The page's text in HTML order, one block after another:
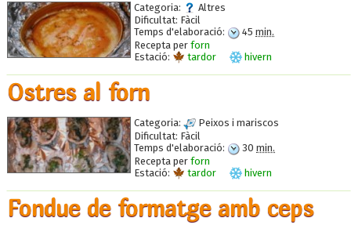
Categoria:
Altres
Dificultat: Fàcil
Temps d'elaboració:
45 min.
Recepta per forn
Estació:
tardor hivern
Ostres al forn
Categoria:
Peixos i mariscos
Dificultat: Fàcil
Temps d'elaboració:
30 min.
Recepta per forn
Estació:
tardor hivern
Fondue de formatge amb ceps